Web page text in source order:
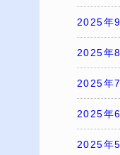
2025年9
2025年8
2025年7
2025年6
2025年5